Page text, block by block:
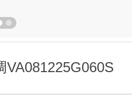
VA081225G060S